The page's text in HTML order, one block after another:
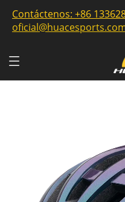
Contáctenos: +86